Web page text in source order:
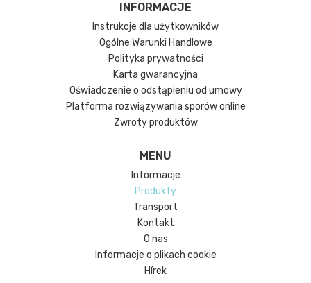
INFORMACJE
Instrukcje dla użytkowników
Ogólne Warunki Handlowe
Polityka prywatności
Karta gwarancyjna
Oświadczenie o odstąpieniu od umowy
Platforma rozwiązywania sporów online
Zwroty produktów
MENU
Informacje
Produkty
Transport
Kontakt
O nas
Informacje o plikach cookie
Hírek